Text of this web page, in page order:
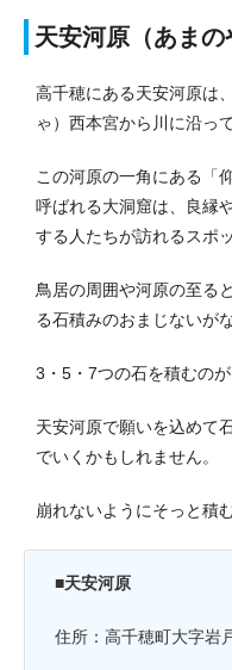
天安河原（あまの
高千穂にある天安河原は
ゃ）西本宮から川に沿っ
この河原の一角にある「
呼ばれる大洞窟は、良縁
する人たちが訪れるスポ
鳥居の周囲や河原の至る
る石積みのおまじないが
3・5・7つの石を積むのが
天安河原で願いを込めて
でいくかもしれません。
崩れないようにそっと積
■天安河原
住所：高千穂町大字岩